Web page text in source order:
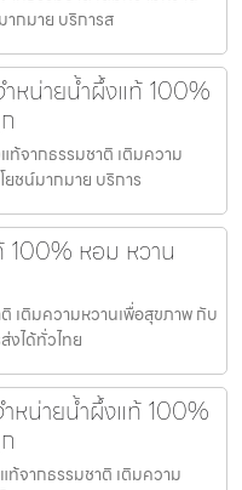
ากมาย บริการส
หน่ายน้ำผึ้งแท้ 100%
จากธรรมชาติ เติมความ
ชน์มากมาย บริการ
100% หอม หวาน
เติมความหวานเพื่อสุขภาพ กับ
งได้ทั่วไทย
หน่ายน้ำผึ้งแท้ 100%
ท้จากธรรมชาติ เติมความ